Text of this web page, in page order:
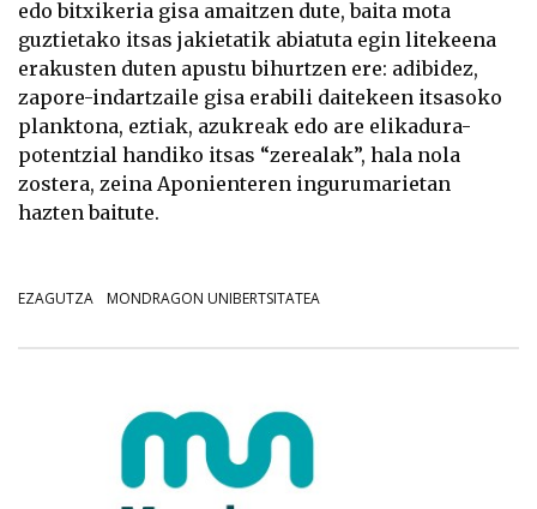
edo bitxikeria gisa amaitzen dute, baita mota
guztietako itsas jakietatik abiatuta egin litekeena
erakusten duten apustu bihurtzen ere: adibidez,
zapore-indartzaile gisa erabili daitekeen itsasoko
planktona, eztiak, azukreak edo are elikadura-
potentzial handiko itsas “zerealak”, hala nola
zostera, zeina Aponienteren ingurumarietan
hazten baitute.
EZAGUTZA MONDRAGON UNIBERTSITATEA